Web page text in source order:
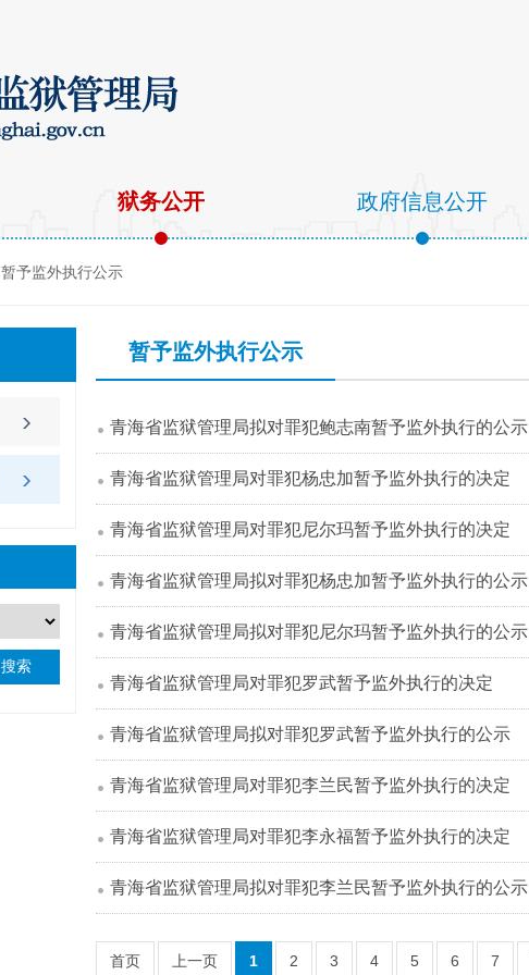
狱务公开 政府信息公开
暂予监外执行公示
搜索
暂予监外执行公示
青海省监狱管理局拟对罪犯鲍志南暂予监外执行的公示
青海省监狱管理局对罪犯杨忠加暂予监外执行的决定
青海省监狱管理局对罪犯尼尔玛暂予监外执行的决定
青海省监狱管理局拟对罪犯杨忠加暂予监外执行的公示
青海省监狱管理局拟对罪犯尼尔玛暂予监外执行的公示
青海省监狱管理局对罪犯罗武暂予监外执行的决定
青海省监狱管理局拟对罪犯罗武暂予监外执行的公示
青海省监狱管理局对罪犯李兰民暂予监外执行的决定
青海省监狱管理局对罪犯李永福暂予监外执行的决定
青海省监狱管理局拟对罪犯李兰民暂予监外执行的公示
首页 上一页 1 2 3 4 5 6 7